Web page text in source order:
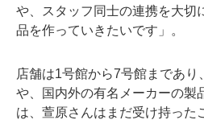
や、スタッフ同士の連携を大切
品を作っていきたいです」。
店舗は1号館から7号館まであ
や、国内外の有名メーカーの製
は、萱原さんはまだ受け持った